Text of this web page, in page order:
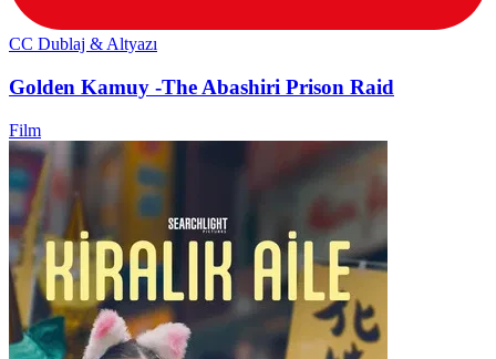
CC Dublaj & Altyazı
Golden Kamuy -The Abashiri Prison Raid
Film